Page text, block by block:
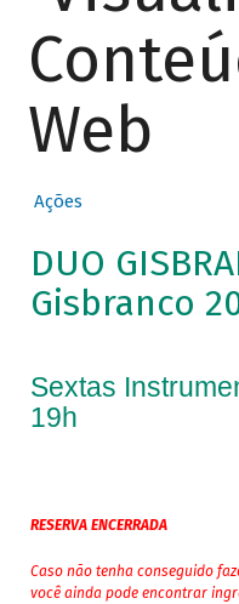
Web
Ações
DUO
Gisbranco
Sextas
19h
RESERVA ENCERRADA
Caso não tenha conseguido
você ainda pode encontrar